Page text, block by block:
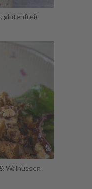
glutenfrei)
Walnüssen